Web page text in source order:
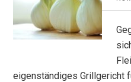
eigenständiges Grillgericht